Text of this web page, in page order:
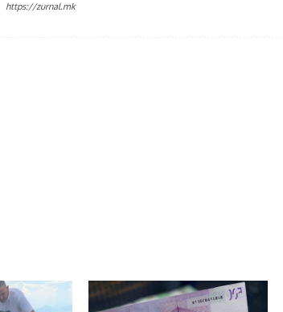
https://zurnal.mk